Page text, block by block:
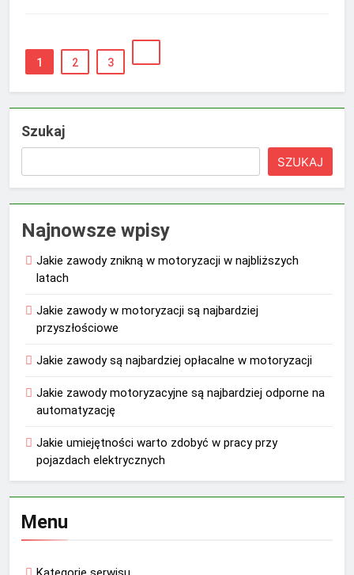
1 2 3
Szukaj
SZUKAJ
Najnowsze wpisy
Jakie zawody znikną w motoryzacji w najbliższych
latach
Jakie zawody w motoryzacji są najbardziej
przyszłościowe
Jakie zawody są najbardziej opłacalne w motoryzacji
Jakie zawody motoryzacyjne są najbardziej odporne na
automatyzację
Jakie umiejętności warto zdobyć w pracy przy
pojazdach elektrycznych
Menu